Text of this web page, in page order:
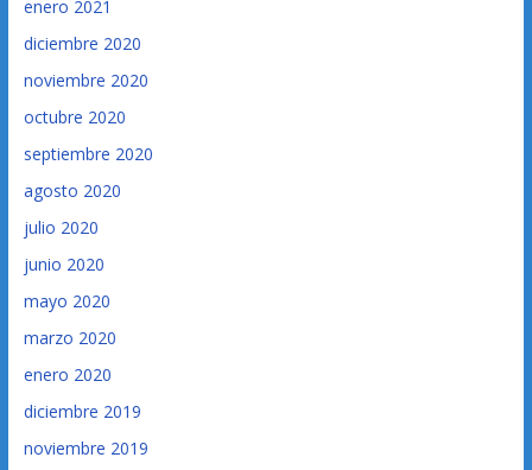
enero 2021
diciembre 2020
noviembre 2020
octubre 2020
septiembre 2020
agosto 2020
julio 2020
junio 2020
mayo 2020
marzo 2020
enero 2020
diciembre 2019
noviembre 2019